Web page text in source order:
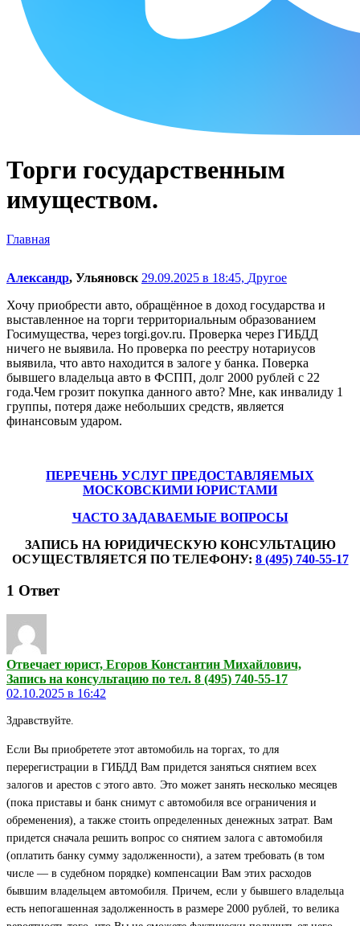
Торги государственным
имуществом.
Главная
Александр, Ульяновск 29.09.2025 в 18:45, Другое
Хочу приобрести авто, обращённое в доход государства и
выставленное на торги территориальным образованием
Госимущества, через torgi.gov.ru. Проверка через ГИБДД
ничего не выявила. Но проверка по реестру нотариусов
выявила, что авто находится в залоге у банка. Поверка
бывшего владельца авто в ФСПП, долг 2000 рублей с 22
года.Чем грозит покупка данного авто? Мне, как инвалиду 1
группы, потеря даже небольших средств, является
финансовым ударом.
ПЕРЕЧЕНЬ УСЛУГ ПРЕДОСТАВЛЯЕМЫХ
МОСКОВСКИМИ ЮРИСТАМИ
ЧАСТО ЗАДАВАЕМЫЕ ВОПРОСЫ
ЗАПИСЬ НА ЮРИДИЧЕСКУЮ КОНСУЛЬТАЦИЮ
ОСУЩЕСТВЛЯЕТСЯ ПО ТЕЛЕФОНУ: 8 (495) 740-55-17
1 Ответ
Отвечает юрист, Егоров Константин Михайлович,
Запись на консультацию по тел. 8 (495) 740-55-17
02.10.2025 в 16:42
Здравствуйте.
Если Вы приобретете этот автомобиль на торгах, то для
перерегистрации в ГИБДД Вам придется заняться снятием всех
залогов и арестов с этого авто. Это может занять несколько месяцев
(пока приставы и банк снимут с автомобиля все ограничения и
обременения), а также стоить определенных денежных затрат. Вам
придется сначала решить вопрос со снятием залога с автомобиля
(оплатить банку сумму задолженности), а затем требовать (в том
числе — в судебном порядке) компенсации Вам этих расходов
бывшим владельцем автомобиля. Причем, если у бывшего владельца
есть непогашенная задолженность в размере 2000 рублей, то велика